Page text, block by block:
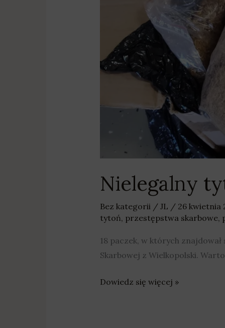
Nielegalny
Bez kategorii/ JL / 26 kwietnia
tytoń, przestępstwa skarbowe,
18 paczek, w których
Skarbowej z Wielkopolski.
Dowiedz się więcej »